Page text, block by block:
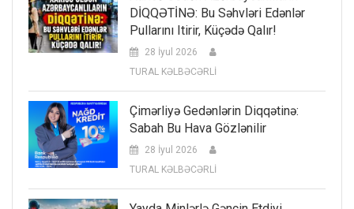
DİQQƏTİNƏ: Bu Səhvləri Edənlər
Pullarını Itirir, Küçədə Qalır!
28 İyul 2026
TURAL KƏLBƏCƏRLİ
Çimərliyə Gedənlərin Diqqətinə:
Sabah Bu Hava Gözlənilir
28 İyul 2026
TURAL KƏLBƏCƏRLİ